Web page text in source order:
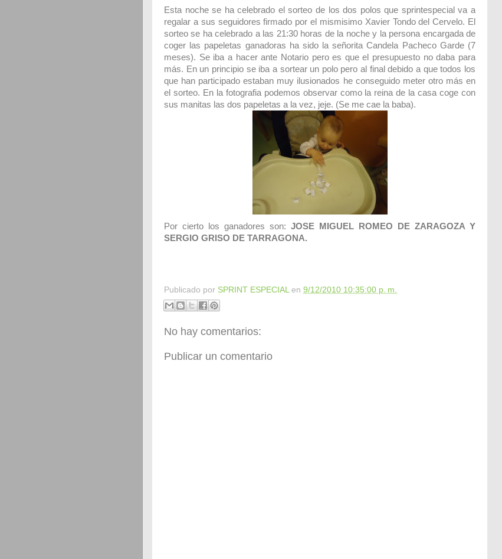
Esta noche se ha celebrado el sorteo de los dos polos que sprintespecial va a
regalar a sus seguidores firmado por el mismisimo Xavier Tondo del Cervelo. El
sorteo se ha celebrado a las 21:30 horas de la noche y la persona encargada de
coger las papeletas ganadoras ha sido la señorita Candela Pacheco Garde (7
meses). Se iba a hacer ante Notario pero es que el presupuesto no daba para
más. En un principio se iba a sortear un polo pero al final debido a que todos los
que han participado estaban muy ilusionados he conseguido meter otro más en
el sorteo. En la fotografia podemos observar como la reina de la casa coge con
sus manitas las dos papeletas a la vez, jeje. (Se me cae la baba).
Por cierto los ganadores son: JOSE MIGUEL ROMEO DE ZARAGOZA Y
SERGIO GRISO DE TARRAGONA.
Publicado por SPRINT ESPECIAL en 9/12/2010 10:35:00 p. m.
No hay comentarios:
Publicar un comentario